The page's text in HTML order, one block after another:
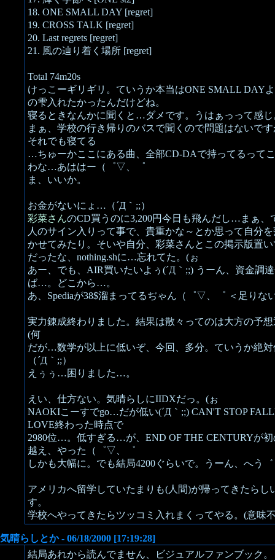
18. ONE SMALL DAY [regret]
19. CROSS TALK [regret]
20. Last regrets [regret]
21. 風の辿り着く場所 [regret]
Total 74m20s
けっこーギリギリ。ていうか本当はONE SMALL DAY
の雫入れたかったんだけどね。
寝るときなんかに聞くと…ダメです。うはぁっって感じ
まぁ、学校の行き帰りのバスで聞くので問題はないで
それでも寝てる
…ちゅーかここにある曲、全部CD-DAで持ってるって
わな…あははー（゜▽、゜
ま、いいか。
お金がないにょ…（´Д｀;;）
彩菜さんのCD買うのに3,200円今日も飛んだし…まぁ、
人のサイン入りって事で、貴重かな～とか思って自分
かせてみたり。そいや自分、彩菜さんとこの掲示版置
だったな、nothing.shに…忘れてた。(ぉ
あー、でも、AIR買いたいよぅ(´Д｀;;) うーん、資金調
ば…。どこから…。
あ、Spediaが38$溜まってるぢゃん（゜▽、゜ ＜足りな
実力錬成終わりました。結果は散々ってのは大方の予
(何
だが…数学が以上に低いぞ、今回、多分。ていうか絶対
（´Д｀;;）
えぅぅ…困りました…。
えい、仕方ない。気晴らしにIIDXだっ。(ぉ
NAOKIこーすでgo…だが低い(´Д｀;;) CAN'T STOP
LOVE終わった時点で
2980位…。低すぎる…が、END OF THE CENTURYが初
越え、やった（゜▽、゜
しかも大幅に。でも結局4200ぐらいで。うーん、へう
アメリカへ留学していたまりも(人間)が帰ってきたらし
す。
学校へやってきたらツッコミ入れまくってやる。(意味
気晴らしとか - 06/18/2000 [17:19:28]
結局あれから読んでません、ビジュアルファンブック。